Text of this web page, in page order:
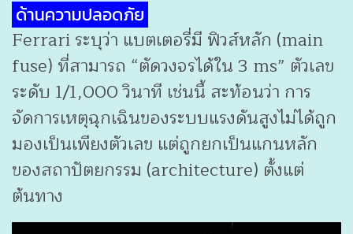
ด้านความปลอดภัย
Ferrari ระบุว่า แบตเตอรี่มี ฟิวส์หลัก (main
fuse) ที่สามารถ “ตัดวงจรได้ใน 3 ms” ตัวเลข
ระดับ 1/1,000 วินาที เช่นนี้ สะท้อนว่า การ
จัดการเหตุฉุกเฉินของระบบแรงดันสูงไม่ได้ถูก
มองเป็นเพียงตัวเลข แต่ถูกยกเป็นแกนหลัก
ของสถาปัตยกรรม (architecture) ตั้งแต่
ต้นทาง